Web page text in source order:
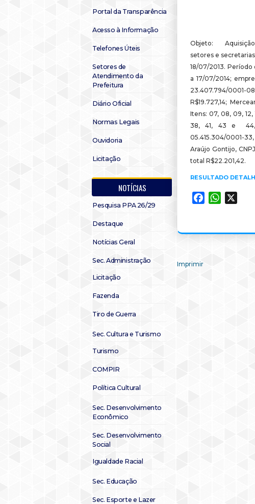
Portal da Transparência
Acesso à Informação
Telefones Úteis
Setores de
Atendimento da
Prefeitura
Diário Oficial
Normas Legais
Ouvidoria
Licitação
NOTÍCIAS
Pesquisa PPA 26/29
Destaque
Notícias Geral
Sec. Administração
Licitação
Fazenda
Tiro de Guerra
Sec. Cultura e Turismo
Turismo
COMPIR
Política Cultural
Sec. Desenvolvimento
Econômico
Sec. Desenvolvimento
Social
Igualdade Racial
Sec. Educação
Sec. Esporte e Lazer
Objeto: Aquisição
setores e
18/07/2013.
a 17/07/2014;
23.407.794/0001-
R$19.727,14;
Itens: 07, 08, 09, 12,
38, 41, 43 e 44,
05.415.304/0001-33,
Araújo Gontijo,
total R$22.201,42.
RESULTADO
FacebookWhatsApp
Imprimir